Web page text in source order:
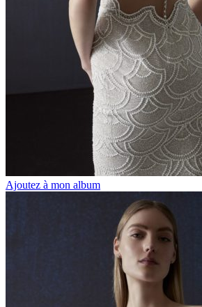
Ajoutez à mon album